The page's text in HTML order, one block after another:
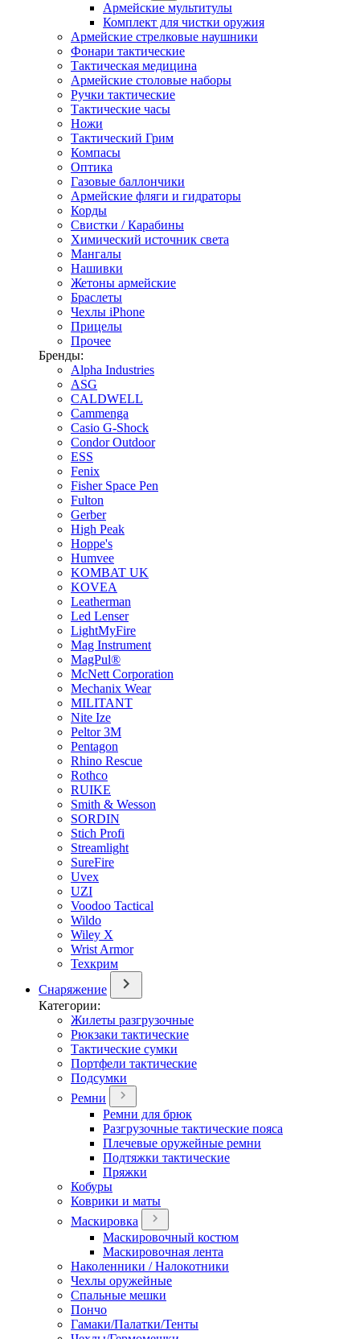
Армейские мультитулы
Комплект для чистки оружия
Армейские стрелковые наушники
Фонари тактические
Тактическая медицина
Армейские столовые наборы
Ручки тактические
Тактические часы
Ножи
Тактический Грим
Компасы
Оптика
Газовые баллончики
Армейские фляги и гидраторы
Корды
Свистки / Карабины
Химический источник света
Мангалы
Нашивки
Жетоны армейские
Браслеты
Чехлы iPhone
Прицелы
Прочее
Бренды:
Alpha Industries
ASG
CALDWELL
Cammenga
Casio G-Shock
Condor Outdoor
ESS
Fenix
Fisher Space Pen
Fulton
Gerber
High Peak
Hoppe's
Humvee
KOMBAT UK
KOVEA
Leatherman
Led Lenser
LightMyFire
Mag Instrument
MagPul®
McNett Corporation
Mechanix Wear
MILITANT
Nite Ize
Peltor 3M
Pentagon
Rhino Rescue
Rothco
RUIKE
Smith & Wesson
SORDIN
Stich Profi
Streamlight
SureFire
Uvex
UZI
Voodoo Tactical
Wildo
Wiley X
Wrist Armor
Техкрим
Снаряжение
Категории:
Жилеты разгрузочные
Рюкзаки тактические
Тактические сумки
Портфели тактические
Подсумки
Ремни
Ремни для брюк
Разгрузочные тактические пояса
Плечевые оружейные ремни
Подтяжки тактические
Пряжки
Кобуры
Коврики и маты
Маскировка
Маскировочный костюм
Маскировочная лента
Наколенники / Налокотники
Чехлы оружейные
Спальные мешки
Пончо
Гамаки/Палатки/Тенты